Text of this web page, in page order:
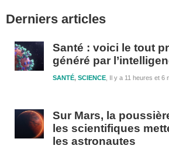
latérale
Derniers articles
Santé : voici le tout
généré par
Il y a 11 heures et 6
SANTÉ, SCIENCE
Sur Mars, la
les scientifiques
les astronautes